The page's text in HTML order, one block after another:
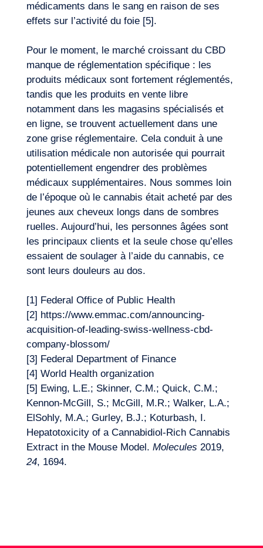
médicaments dans le sang en raison de ses
effets sur l’activité du foie [5].
Pour le moment, le marché croissant du CBD
manque de réglementation spécifique : les
produits médicaux sont fortement réglementés,
tandis que les produits en vente libre
notamment dans les magasins spécialisés et
en ligne, se trouvent actuellement dans une
zone grise réglementaire. Cela conduit à une
utilisation médicale non autorisée qui pourrait
potentiellement engendrer des problèmes
médicaux supplémentaires. Nous sommes loin
de l’époque où le cannabis était acheté par des
jeunes aux cheveux longs dans de sombres
ruelles. Aujourd’hui, les personnes âgées sont
les principaux clients et la seule chose qu’elles
essaient de soulager à l’aide du cannabis, ce
sont leurs douleurs au dos.
[1] Federal Office of Public Health
[2] https://www.emmac.com/announcing-
acquisition-of-leading-swiss-wellness-cbd-
company-blossom/
[3] Federal Department of Finance
[4] World Health organization
[5] Ewing, L.E.; Skinner, C.M.; Quick, C.M.;
Kennon-McGill, S.; McGill, M.R.; Walker, L.A.;
ElSohly, M.A.; Gurley, B.J.; Koturbash, I.
Hepatotoxicity of a Cannabidiol-Rich Cannabis
Extract in the Mouse Model. Molecules 2019,
24, 1694.